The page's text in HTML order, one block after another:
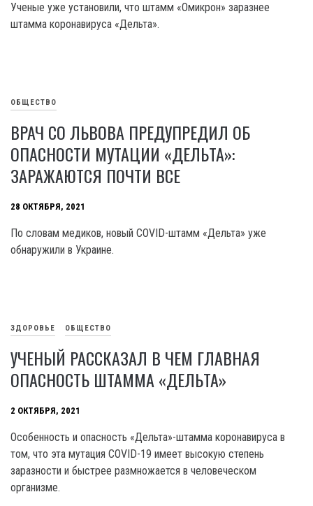
Ученые уже установили, что штамм «Омикрон» заразнее
штамма коронавируса «Дельта».
ОБЩЕСТВО
ВРАЧ СО ЛЬВОВА ПРЕДУПРЕДИЛ ОБ
ОПАСНОСТИ МУТАЦИИ «ДЕЛЬТА»:
ЗАРАЖАЮТСЯ ПОЧТИ ВСЕ
28 ОКТЯБРЯ, 2021
По словам медиков, новый COVID-штамм «Дельта» уже
обнаружили в Украине.
ЗДОРОВЬЕ ОБЩЕСТВО
УЧЕНЫЙ РАССКАЗАЛ В ЧЕМ ГЛАВНАЯ
ОПАСНОСТЬ ШТАММА «ДЕЛЬТА»
2 ОКТЯБРЯ, 2021
Особенность и опасность «Дельта»-штамма коронавируса в
том, что эта мутация COVID-19 имеет высокую степень
заразности и быстрее размножается в человеческом
организме.